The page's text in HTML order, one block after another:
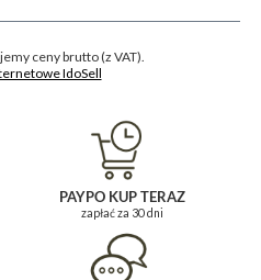
ceny brutto (z VAT).
PAYPO KUP TERAZ
zapłać za 30 dni